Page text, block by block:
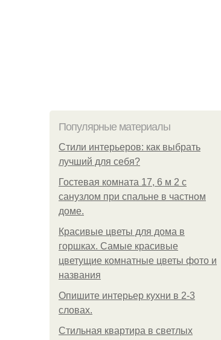
Популярные материалы
Стили интерьеров: как выбрать
лучший для себя?
Гостевая комната 17, 6 м 2 с
санузлом при спальне в частном
доме.
Красивые цветы для дома в
горшках. Самые красивые
цветущие комнатные цветы фото и
названия
Опишите интерьер кухни в 2-3
словах.
Стильная квартира в светлых